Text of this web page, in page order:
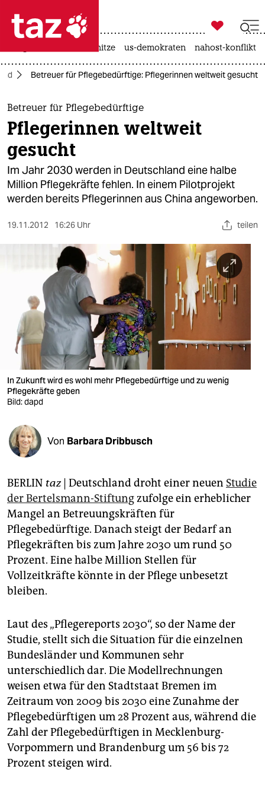
 taz zahl ich
taz zahl ich
themen
politik
öko
gesellschaft
sport
berlin
nord
wahrheit
verlag
verlag
veranstaltungen
fragen & hilfe
abo
genossenschaft
epaper login

taz zahl ich
hitze us-demokraten nahost-konflikt
Betreuer für Pflegebedürftige: Pflegerinnen weltweit gesucht
Betreuer für Pflegebedürftige
Pflegerinnen weltweit
gesucht
Im Jahr 2030 werden in Deutschland eine halbe
Million Pflegekräfte fehlen. In einem Pilotprojekt
werden bereits Pflegerinnen aus China angeworben.
19.11.2012 16:26 Uhr teilen
In Zukunft wird es wohl mehr Pflegebedürftige und zu wenig
Pflegekräfte geben
Bild: dapd
Von Barbara Dribbusch
BERLIN taz| Deutschland droht einer neuen Studie
der Bertelsmann-Stiftungzufolge ein erheblicher
Mangel an Betreuungskräften für
Pflegebedürftige. Danach steigt der Bedarf an
Pflegekräften bis zum Jahre 2030 um rund 50
Prozent. Eine halbe Million Stellen für
Vollzeitkräfte könnte in der Pflege unbesetzt
bleiben.
Laut des „Pflegereports 2030“, so der Name der
Studie, stellt sich die Situation für die einzelnen
Bundesländer und Kommunen sehr
unterschiedlich dar. Die Modellrechnungen
weisen etwa für den Stadtstaat Bremen im
Zeitraum von 2009 bis 2030 eine Zunahme der
Pflegebedürftigen um 28 Prozent aus, während die
Zahl der Pflegebedürftigen in Mecklenburg-
Vorpommern und Brandenburg um 56 bis 72
Prozent steigen wird.